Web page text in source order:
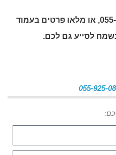
צרו קשר בטלפון 055-925-0899, או מלאו פרטים בעמוד
לסייע גם לכם.